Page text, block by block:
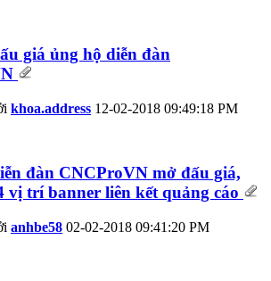
giá ủng hộ diễn đàn
khoa.address 12-02-2018 09:49:18 PM
đàn CNCProVN mở đấu giá,
vị trí banner liên kết quảng cáo
anhbe58 02-02-2018 09:41:20 PM